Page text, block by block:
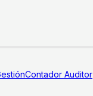
Contador Auditor